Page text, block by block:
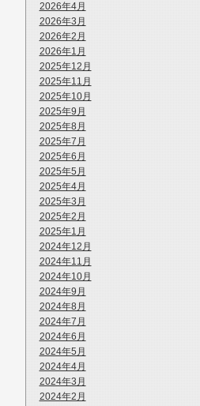
2026年4月
2026年3月
2026年2月
2026年1月
2025年12月
2025年11月
2025年10月
2025年9月
2025年8月
2025年7月
2025年6月
2025年5月
2025年4月
2025年3月
2025年2月
2025年1月
2024年12月
2024年11月
2024年10月
2024年9月
2024年8月
2024年7月
2024年6月
2024年5月
2024年4月
2024年3月
2024年2月